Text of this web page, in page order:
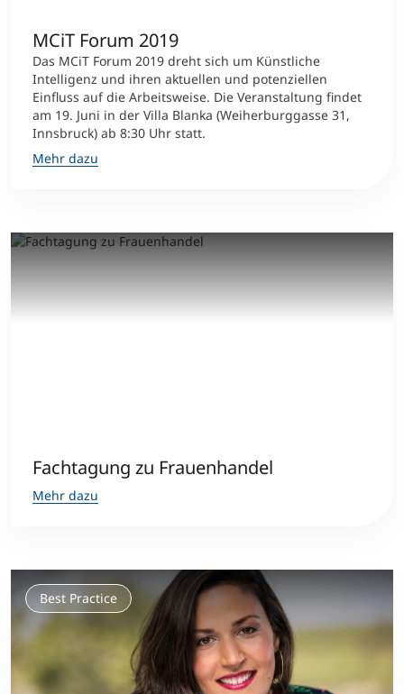
MCiT Forum 2019
Das MCiT Forum 2019 dreht sich um Künstliche
Intelligenz und ihren aktuellen und potenziellen
Einfluss auf die Arbeitsweise. Die Veranstaltung findet
am 19. Juni in der Villa Blanka (Weiherburggasse 31,
Innsbruck) ab 8:30 Uhr statt.
Mehr dazu
Fachtagung zu Frauenhandel
Mehr dazu
Best Practice